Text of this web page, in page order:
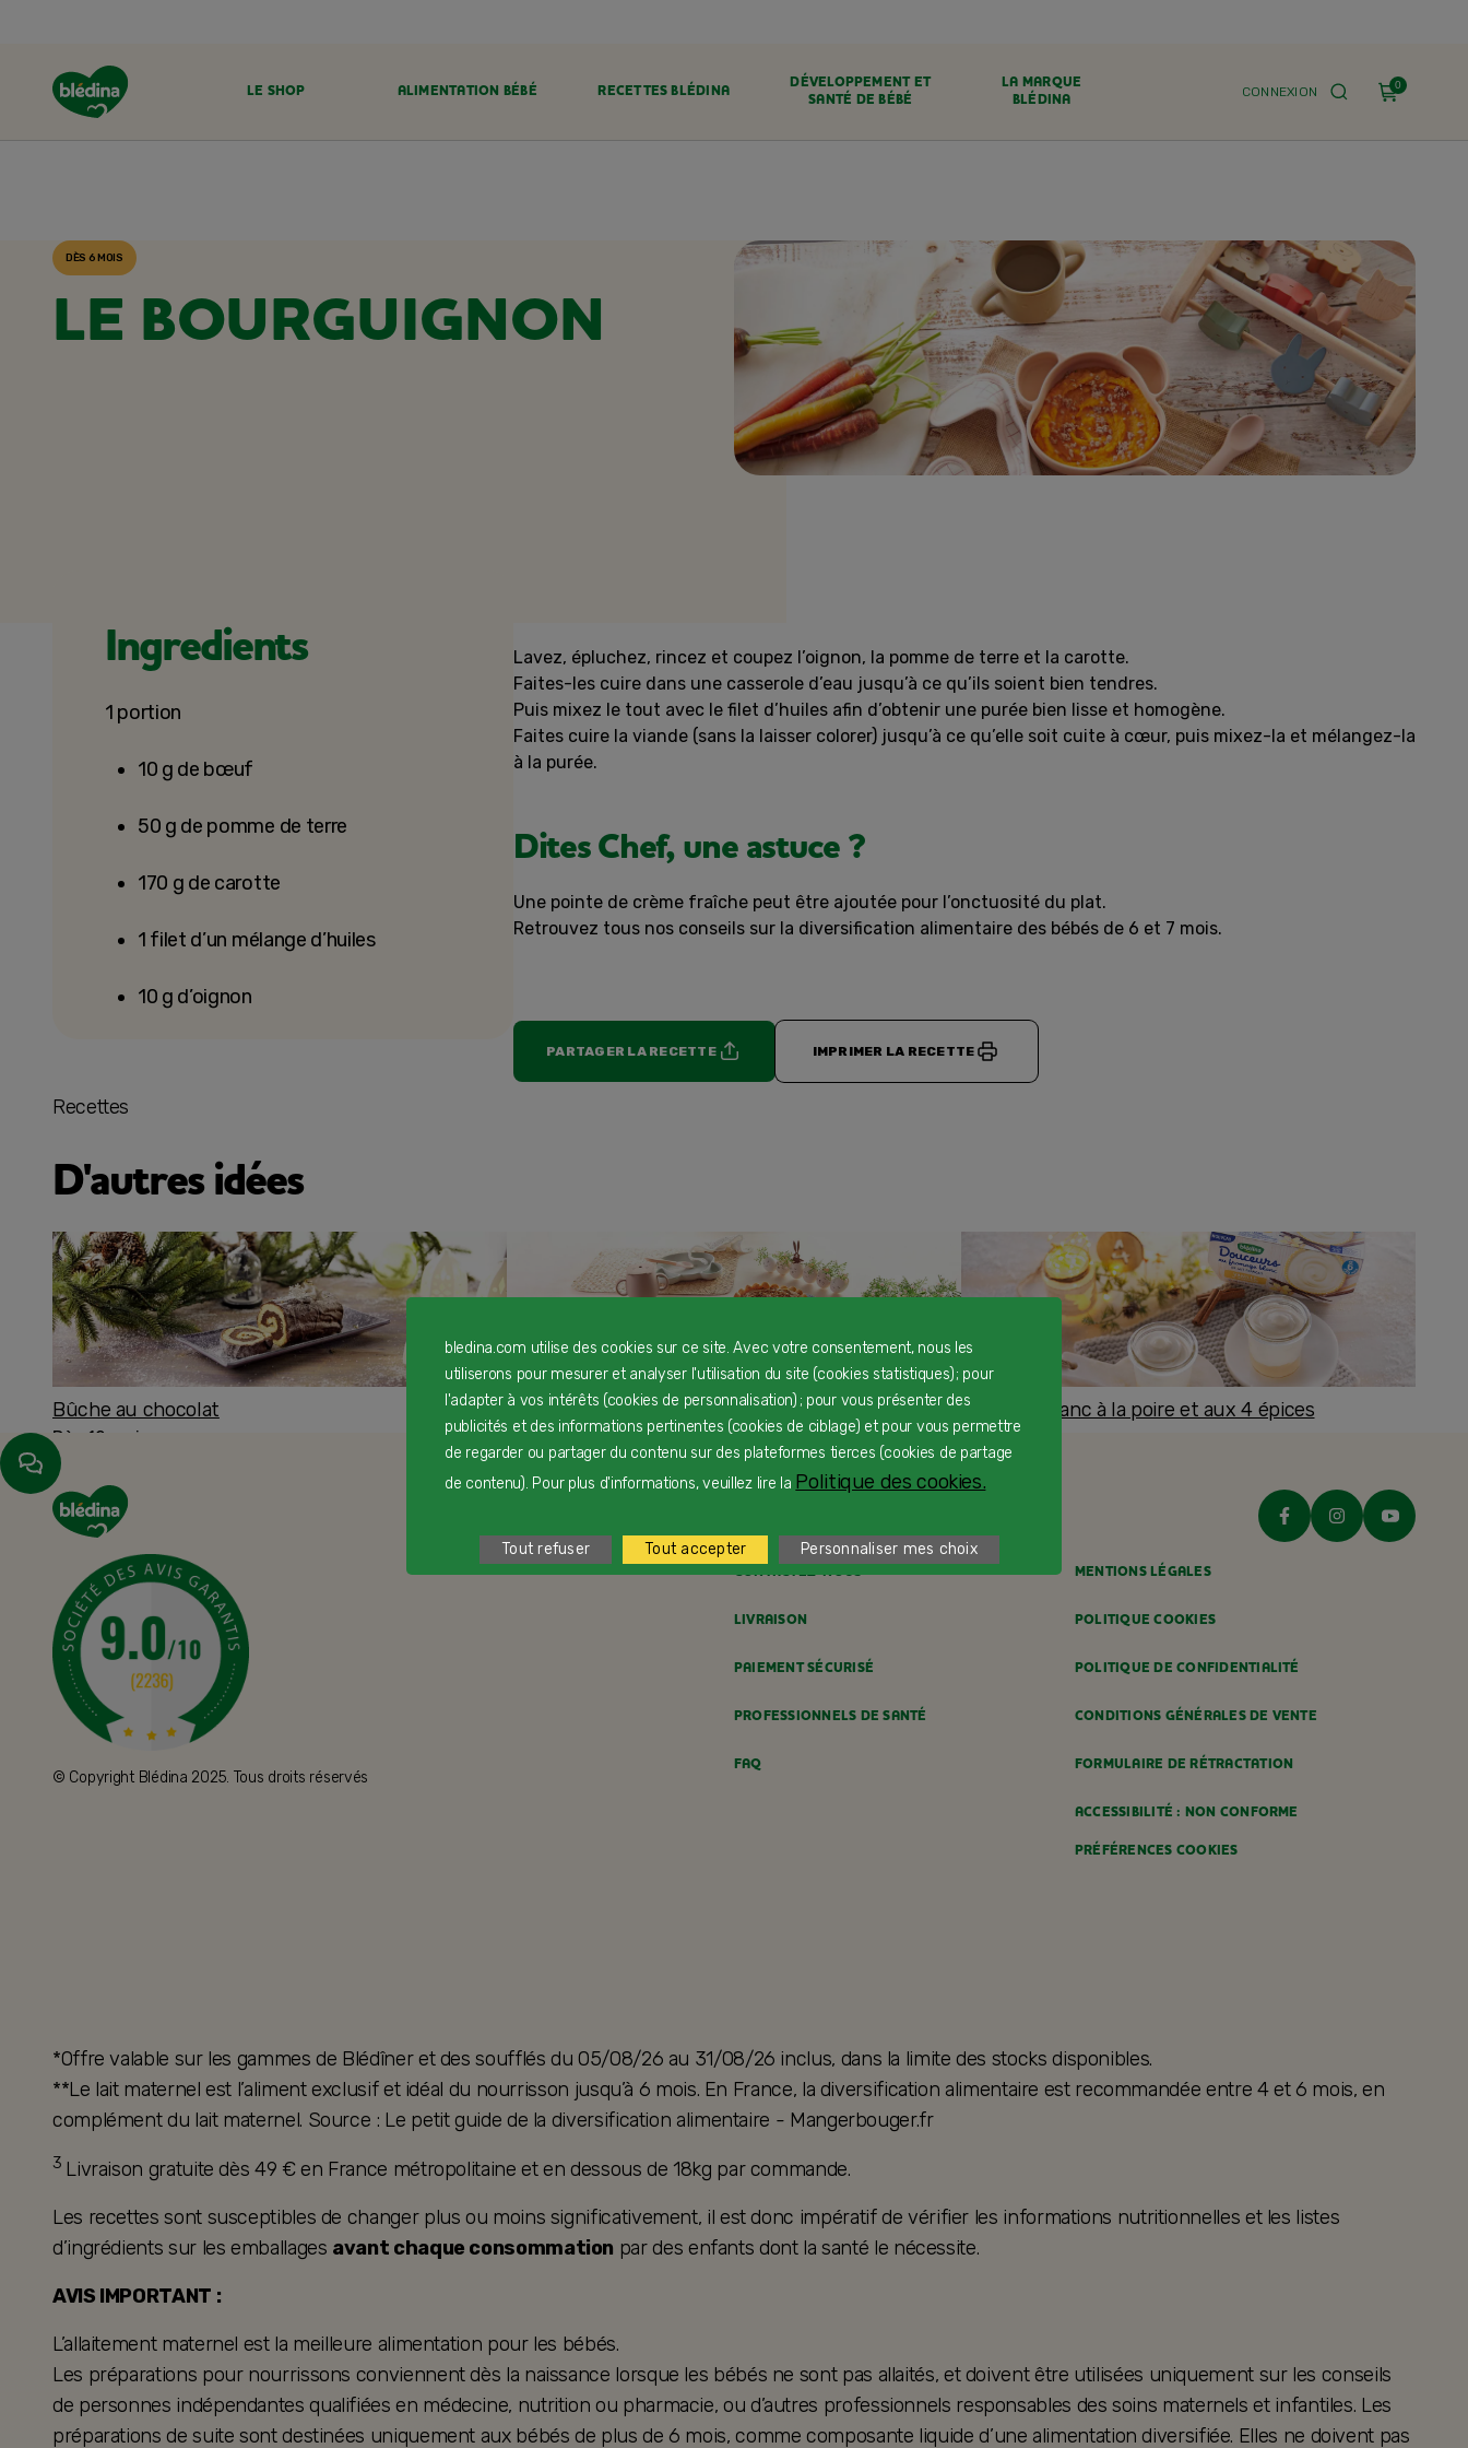
CONNEXION 0
LE SHOP ALIMENTATION BÉBÉ RECETTES BLÉDINA
DÉVELOPPEMENT ET
SANTÉ DE BÉBÉ
LA MARQUE
BLÉDINA
RECETTES BLÉDINA
DÈS 6 MOIS
LE BOURGUIGNON
Ingredients
1 portion
10 g de bœuf
50 g de pomme de terre
170 g de carotte
1 filet d’un mélange d’huiles
10 g d’oignon
Lavez, épluchez, rincez et coupez l’oignon, la pomme de terre et la carotte.
Faites-les cuire dans une casserole d’eau jusqu’à ce qu’ils soient bien tendres.
Puis mixez le tout avec le filet d’huiles afin d’obtenir une purée bien lisse et homogène.
Faites cuire la viande (sans la laisser colorer) jusqu’à ce qu’elle soit cuite à cœur, puis mixez-la et mélangez-la
à la purée.
Dites Chef, une astuce ?
Une pointe de crème fraîche peut être ajoutée pour l’onctuosité du plat.
Retrouvez tous nos conseils sur la diversification alimentaire des bébés de 6 et 7 mois.
PARTAGER LA RECETTE IMPRIMER LA RECETTE
Recettes
D'autres idées
Bûche au chocolat
Dès 12 mois
Charlotte de Pâques
Dès 24 mois
Fromage blanc à la poire et aux 4 épices
Dès 8 mois
© Copyright Blédina 2025. Tous droits réservés
CONTACTEZ-NOUS
LIVRAISON
PAIEMENT SÉCURISÉ
PROFESSIONNELS DE SANTÉ
FAQ
MENTIONS LÉGALES
POLITIQUE COOKIES
POLITIQUE DE CONFIDENTIALITÉ
CONDITIONS GÉNÉRALES DE VENTE
FORMULAIRE DE RÉTRACTATION
ACCESSIBILITÉ : NON CONFORME
PRÉFÉRENCES COOKIES
*Offre valable sur les gammes de Blédîner et des soufflés du 05/08/26 au 31/08/26 inclus, dans la limite des stocks disponibles.
**Le lait maternel est l’aliment exclusif et idéal du nourrisson jusqu’à 6 mois. En France, la diversification alimentaire est recommandée entre 4 et 6 mois, en
complément du lait maternel. Source : Le petit guide de la diversification alimentaire - Mangerbouger.fr
3 Livraison gratuite dès 49 € en France métropolitaine et en dessous de 18kg par commande.
Les recettes sont susceptibles de changer plus ou moins significativement, il est donc impératif de vérifier les informations nutritionnelles et les listes
d’ingrédients sur les emballages avant chaque consommation par des enfants dont la santé le nécessite.
AVIS IMPORTANT :
L’allaitement maternel est la meilleure alimentation pour les bébés.
Les préparations pour nourrissons conviennent dès la naissance lorsque les bébés ne sont pas allaités, et doivent être utilisées uniquement sur les conseils
de personnes indépendantes qualifiées en médecine, nutrition ou pharmacie, ou d’autres professionnels responsables des soins maternels et infantiles. Les
préparations de suite sont destinées uniquement aux bébés de plus de 6 mois, comme composante liquide d’une alimentation diversifiée. Elles ne doivent pas
bledina.com utilise des cookies sur ce site. Avec votre consentement, nous les
utiliserons pour mesurer et analyser l'utilisation du site (cookies statistiques) ; pour
l'adapter à vos intérêts (cookies de personnalisation) ; pour vous présenter des
publicités et des informations pertinentes (cookies de ciblage) et pour vous permettre
de regarder ou partager du contenu sur des plateformes tierces (cookies de partage
de contenu). Pour plus d'informations, veuillez lire la Politique des cookies.
Tout refuser Tout accepter Personnaliser mes choix